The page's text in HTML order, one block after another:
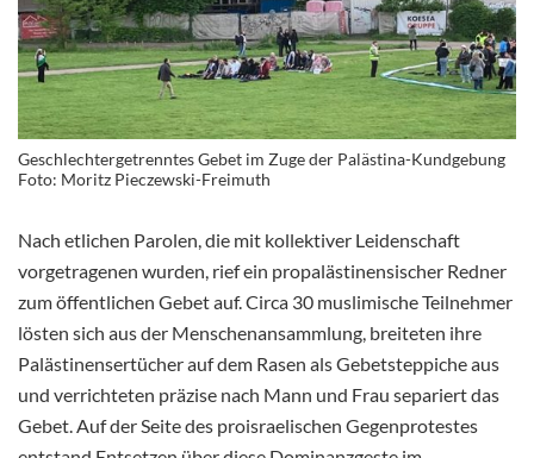
Geschlechtergetrenntes Gebet im Zuge der Palästina-Kundgebung
Foto: Moritz Pieczewski-Freimuth
Nach etlichen Parolen, die mit kollektiver Leidenschaft
vorgetragenen wurden, rief ein propalästinensischer Redner
zum öffentlichen Gebet auf. Circa 30 muslimische Teilnehmer
lösten sich aus der Menschenansammlung, breiteten ihre
Palästinensertücher auf dem Rasen als Gebetsteppiche aus
und verrichteten präzise nach Mann und Frau separiert das
Gebet. Auf der Seite des proisraelischen Gegenprotestes